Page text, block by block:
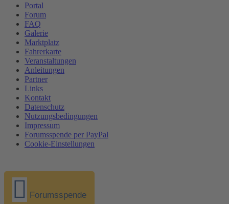
Portal
Forum
FAQ
Galerie
Marktplatz
Fahrerkarte
Veranstaltungen
Anleitungen
Partner
Links
Kontakt
Datenschutz
Nutzungsbedingungen
Impressum
Forumsspende per PayPal
Cookie-Einstellungen
Forumsspende